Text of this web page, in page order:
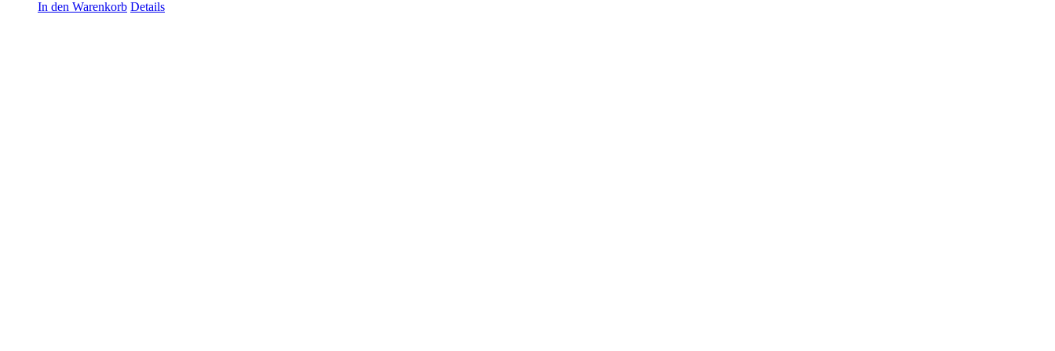
In den Warenkorb Details